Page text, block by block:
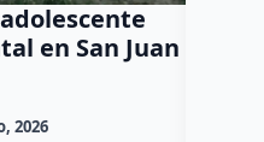
en San Juan
2026